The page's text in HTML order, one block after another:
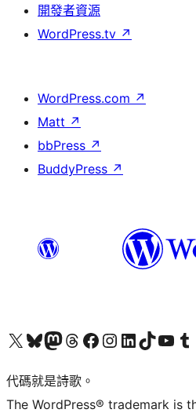
開發者資源
WordPress.tv ↗
WordPress.com ↗
Matt ↗
bbPress ↗
BuddyPress ↗
Visit our X (formerly Twitter) account
Visit our Bluesky account
Visit our Mastodon account
Visit our Threads account
訪問我們的 Facebook 專頁Visit our Instagram account
Visit our LinkedIn account
Visit our TikTok
Visit our Visit
代碼就是詩歌。
The WordPress® trademark is